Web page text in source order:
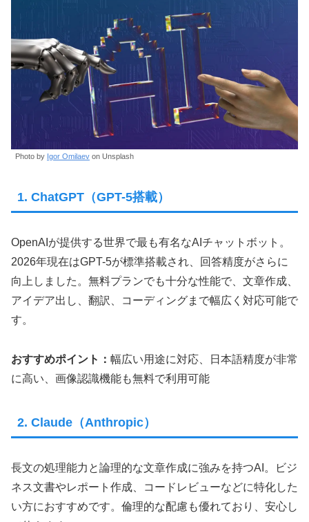
Photo by Igor Omilaev on Unsplash
1. ChatGPT（GPT-5搭載）
OpenAIが提供する世界で最も有名なAIチャットボット。
2026年現在はGPT-5が標準搭載され、回答精度がさらに
向上しました。無料プランでも十分な性能で、文章作成、
アイデア出し、翻訳、コーディングまで幅広く対応可能で
す。
おすすめポイント： 幅広い用途に対応、日本語精度が非常
に高い、画像認識機能も無料で利用可能
2. Claude（Anthropic）
長文の処理能力と論理的な文章作成に強みを持つAI。ビジ
ネス文書やレポート作成、コードレビューなどに特化した
い方におすすめです。倫理的な配慮も優れており、安心し